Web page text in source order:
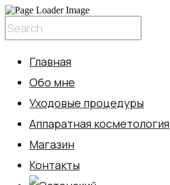
Главная
Обо мне
Уходовые процедуры
Аппаратная косметология
Магазин
Контакты